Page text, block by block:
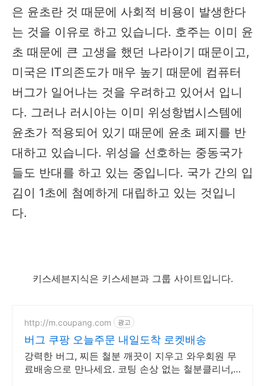
은 윤초란 것 때문에 사회적 비용이 발생한다
는 것을 이유로 하고 있습니다. 호주는 이미 윤
초 때문에 큰 고생을 했던 나라이기 때문이고,
미국은 IT의존도가 매우 높기 때문에 컴퓨터
버그가 일어나는 것을 우려하고 있어서 입니
다. 그러나 러시아는 이미 위성항법시스템에
윤초가 적용되어 있기 때문에 윤초 폐지를 반
대하고 있습니다. 위성을 선호하는 중동국가
들도 반대를 하고 있는 중입니다. 국가 간의 입
김이 1초에 첨예하게 대립하고 있는 것입니
다.
키스세븐지식은 키스세븐과 그룹 사이트입니다.
http://m.coupang.com 광고
버그 쿠팡 오늘주문 내일도착 로켓배송
강력한 버그, 찌든 철분 깨끗이 지우고 와우회원 무
료배송으로 만나세요. 코팅 손상 없는 철분클리너,